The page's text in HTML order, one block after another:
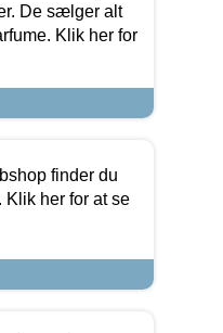
De sælger alt
Klik her for
finder du
Klik her for at se